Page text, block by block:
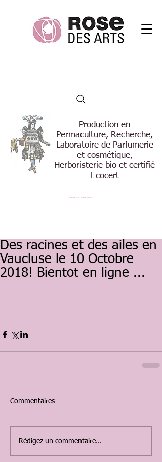
Production en
Permaculture, Recherche,
Laboratoire de Parfumerie
et cosmétique,
Herboristerie bio et certifié
Ecocert
Panier du Parfumeur
Des racines et des ailes en
Vaucluse le 10 Octobre
2018! Bientot en ligne ...
Commentaires
Rédigez un commentaire...